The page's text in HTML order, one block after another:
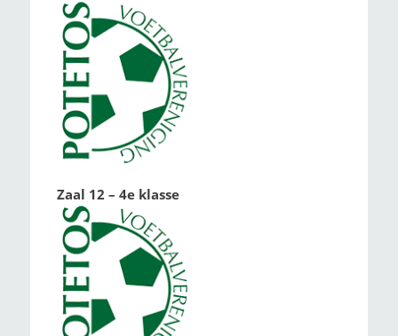
Zaal 12 – 4e klasse